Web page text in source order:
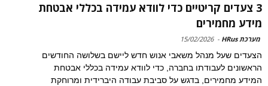
3 צעדים קריטיים כדי לוודא עמידה בכללי אבטחת
מידע מחמירים
מערכת HRus -
15/02/2026
הצעדים שעל מנהל משאבי אנוש חדש ליישם בשלושה החודשים
הראשונים לעבודתו בחברה, כדי לוודא עמידה בכללי אבטחת
המידע מחמירים, בדגש על סביבת עבודה היברידית ומרוחקת